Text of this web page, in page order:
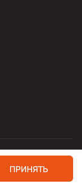
ПРИНЯТЬ